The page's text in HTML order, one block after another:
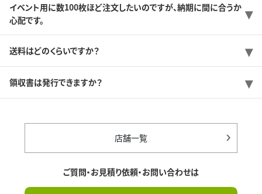
イベント用に数100枚ほど注文したいのですが、納期に間に合うか
心配です。
送料はどのくらいですか？
領収書は発行できますか？
店舗一覧
ご質問・お見積り依頼・お問い合わせは